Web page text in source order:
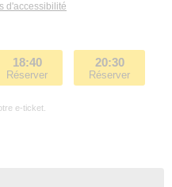
d'accessibilité
18:40
Réserver
20:30
Réserver
e-ticket.